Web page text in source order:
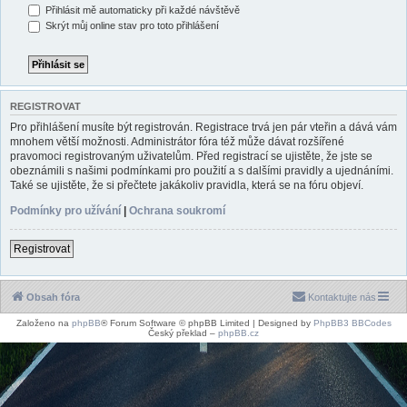
Přihlásit mě automaticky při každé návštěvě
Skrýt můj online stav pro toto přihlášení
REGISTROVAT
Pro přihlášení musíte být registrován. Registrace trvá jen pár vteřin a dává vám
mnohem větší možnosti. Administrátor fóra též může dávat rozšířené
pravomoci registrovaným uživatelům. Před registrací se ujistěte, že jste se
obeznámili s našimi podmínkami pro použití a s dalšími pravidly a ujednáními.
Také se ujistěte, že si přečtete jakákoliv pravidla, která se na fóru objeví.
Podmínky pro užívání
Ochrana soukromí
Registrovat
Obsah fóra Kontaktujte nás
Založeno na phpBB® Forum Software © phpBB Limited | Designed by PhpBB3 BBCodes
Český překlad – phpBB.cz